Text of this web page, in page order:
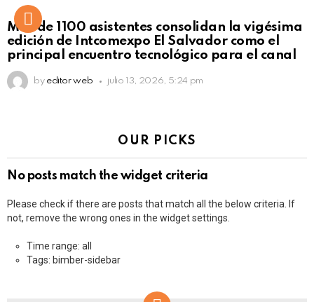
Más de 1100 asistentes consolidan la vigésima
edición de Intcomexpo El Salvador como el
principal encuentro tecnológico para el canal
by editor web julio 13, 2026, 5:24 pm
OUR PICKS
No posts match the widget criteria
Please check if there are posts that match all the below criteria. If
not, remove the wrong ones in the widget settings.
Time range: all
Tags: bimber-sidebar